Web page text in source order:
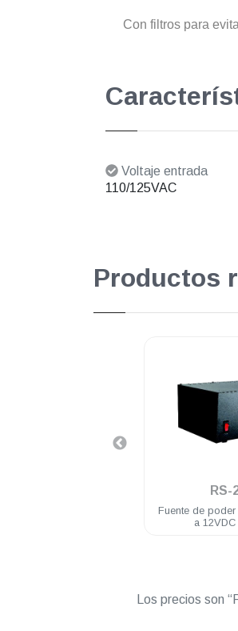
Con filtros para
Voltaje entrada
110/125VAC
Productos
RS-
Fuente de poder
a
Los precios son